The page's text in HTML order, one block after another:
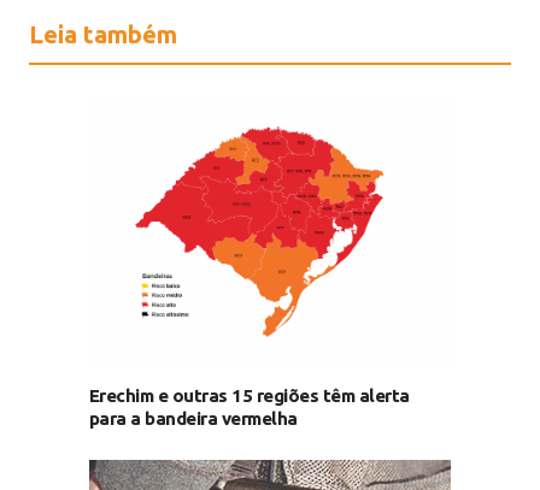
Leia também
Erechim e outras 15 regiões têm alerta
para a bandeira vermelha